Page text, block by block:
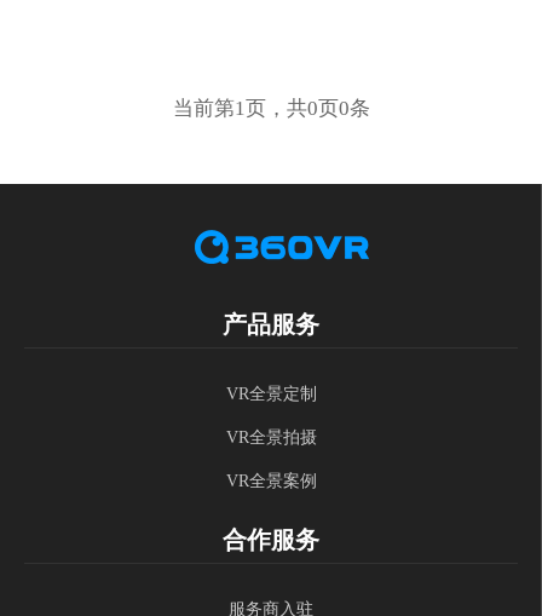
当前第1页，共0页0条
产品服务
VR全景定制
VR全景拍摄
VR全景案例
合作服务
服务商入驻